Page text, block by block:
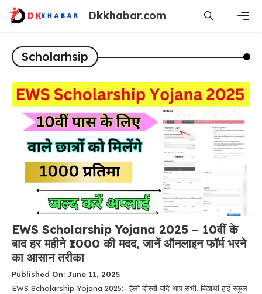
Skip
content
Dkkhabar.com
Scholarhsip
EWS Scholarship Yojana 2025 – 10वीं के
बाद हर महीने ₹1000 की मदद, जानें ऑनलाइन फॉर्म भरने
का आसान तरीका
Published On: June 11, 2025
EWS Scholarship Yojana 2025:- हेलो दोस्तों यदि आप सभी. विद्यार्थी हाई स्कूल